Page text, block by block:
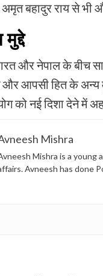
बहादुर राय से
और नेपाल के बीच
आपसी हित के अन्य
को नई दिशा देने में
Mishra
Mishra is a young
Avneesh has done